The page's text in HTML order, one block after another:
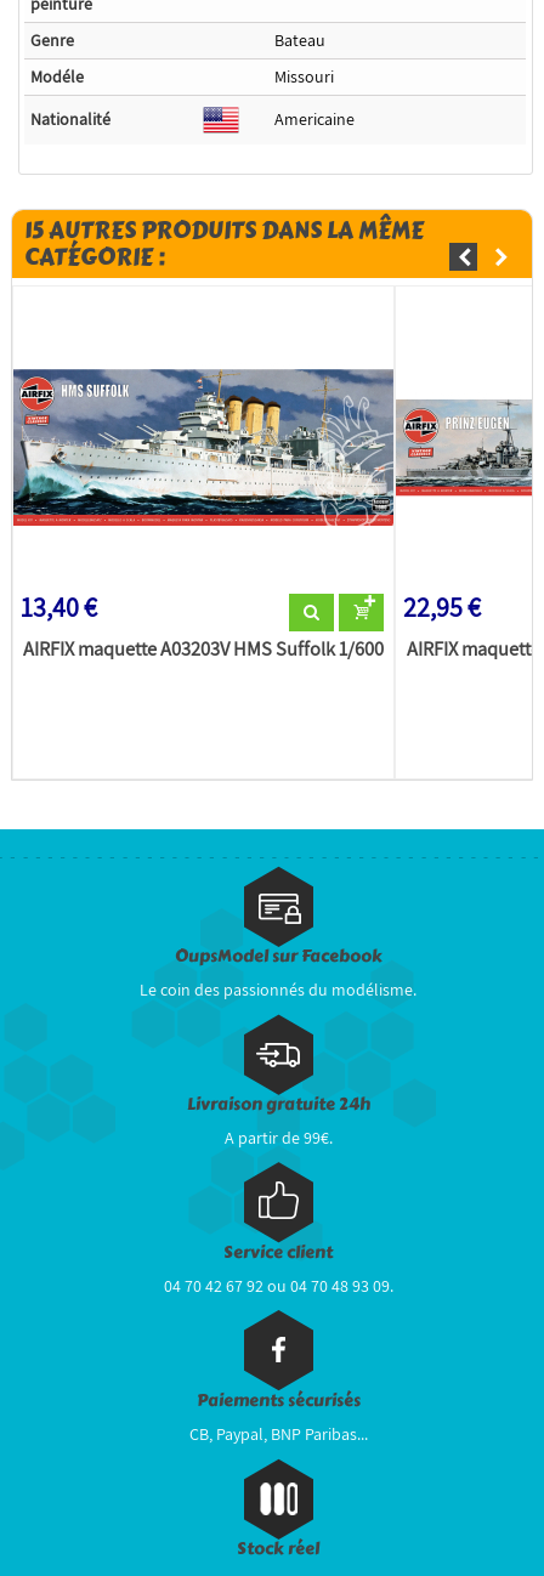
Genre
Bateau
Modéle
Missouri
Nationalité
Americaine
15 AUTRES PRODUITS DANS LA MÊME
CATÉGORIE :
13,40 €
AIRFIX maquette A03203V HMS Suffolk 1/600
22,95 €
AIRFIX
OupsModel sur Facebook
Le coin des passionnés du modélisme.
Livraison gratuite 24h
A partir de 99€.
Service client
04 70 42 67 92 ou 04 70 48 93 09.
Paiements sécurisés
CB, Paypal, BNP Paribas...
Stock réel